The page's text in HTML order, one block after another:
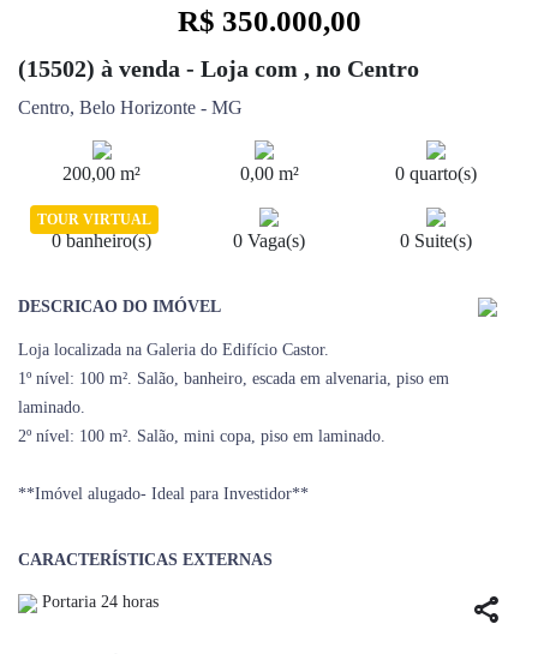
TOUR VIRTUAL
share
R$ 350.000,00
(15502) à venda - Loja com , no Centro
Centro, Belo Horizonte - MG
200,00 m² 0,00 m² 0 quarto(s)
0 banheiro(s) 0 Vaga(s) 0 Suite(s)
DESCRICAO DO IMÓVEL
Loja localizada na Galeria do Edifício Castor.
1º nível: 100 m². Salão, banheiro, escada em alvenaria, piso em
laminado.
2º nível: 100 m². Salão, mini copa, piso em laminado.
**Imóvel alugado- Ideal para Investidor**
CARACTERÍSTICAS EXTERNAS
Portaria 24 horas